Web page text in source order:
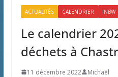
ACTUALITÉS CALENDRIER INBW
Le calendrier
déchets à
11 décembre 2022 Michaël